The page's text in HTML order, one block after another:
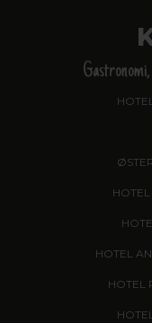
HOTEL
HOTEL